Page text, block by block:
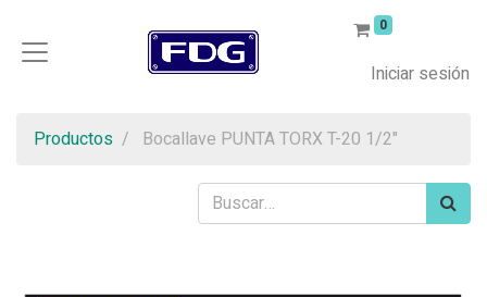
0
Iniciar sesión
Productos Bocallave PUNTA TORX T-20 1/2"